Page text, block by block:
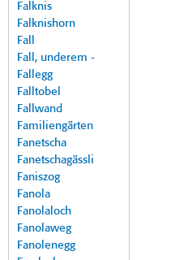
Falknis
Falknishorn
Fall
Fall, underem -
Fallegg
Falltobel
Fallwand
Familiengärten
Fanetscha
Fanetschagässli
Faniszog
Fanola
Fanolaloch
Fanolaweg
Fanolenegg